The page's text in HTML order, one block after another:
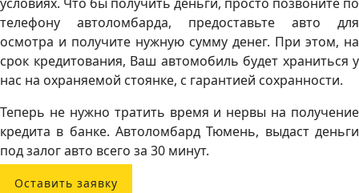
условиях. Что бы получить деньги, просто позвоните по
телефону автоломбарда, предоставьте авто для
осмотра и получите нужную сумму денег. При этом, на
срок кредитования, Ваш автомобиль будет храниться у
нас на охраняемой стоянке, с гарантией сохранности.
Теперь не нужно тратить время и нервы на получение
кредита в банке. Автоломбард Тюмень, выдаст деньги
под залог авто всего за 30 минут.
Оставить заявку